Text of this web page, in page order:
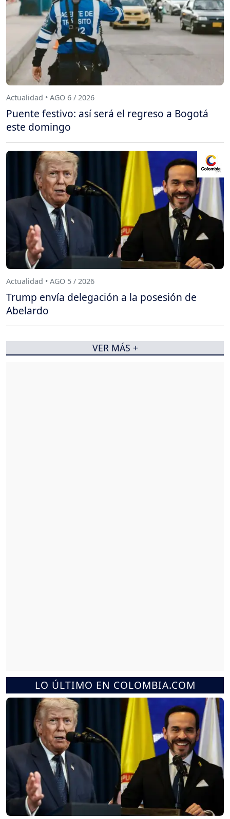
LO ÚLTIMO EN COLOMBIA.COM
Actualidad • AGO 6 / 2026
Puente festivo: así será el regreso a Bogotá
este domingo
Actualidad • AGO 5 / 2026
Trump envía delegación a la posesión de
Abelardo
VER MÁS +